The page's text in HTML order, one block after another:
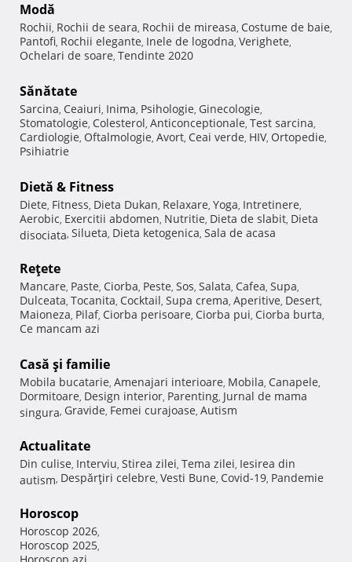
Modă
Rochii, Rochii de seara, Rochii de mireasa, Costume de baie,
Pantofi, Rochii elegante, Inele de logodna, Verighete,
Ochelari de soare, Tendinte 2020
Sănătate
Sarcina, Ceaiuri, Inima, Psihologie, Ginecologie,
Stomatologie, Colesterol, Anticonceptionale, Test sarcina,
Cardiologie, Oftalmologie, Avort, Ceai verde, HIV, Ortopedie,
Psihiatrie
Dietă & Fitness
Diete, Fitness, Dieta Dukan, Relaxare, Yoga, Intretinere,
Aerobic, Exercitii abdomen, Nutritie, Dieta de slabit, Dieta
disociata, Silueta, Dieta ketogenica, Sala de acasa
Reţete
Mancare, Paste, Ciorba, Peste, Sos, Salata, Cafea, Supa,
Dulceata, Tocanita, Cocktail, Supa crema, Aperitive, Desert,
Maioneza, Pilaf, Ciorba perisoare, Ciorba pui, Ciorba burta,
Ce mancam azi
Casă şi familie
Mobila bucatarie, Amenajari interioare, Mobila, Canapele,
Dormitoare, Design interior, Parenting, Jurnal de mama
singura, Gravide, Femei curajoase, Autism
Actualitate
Din culise, Interviu, Stirea zilei, Tema zilei, Iesirea din
autism, Despărţiri celebre, Vesti Bune, Covid-19, Pandemie
Horoscop
Horoscop 2026,
Horoscop 2025,